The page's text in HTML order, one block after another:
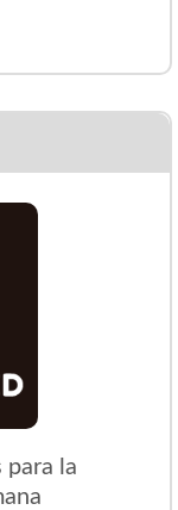
para la